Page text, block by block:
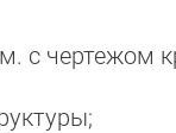
с чертежом